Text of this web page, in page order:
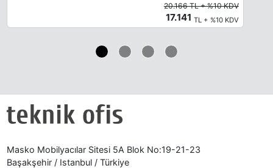
20.166 TL + %10 KDV
17.141 TL + %10 KDV
Masko Mobilyacılar Sitesi 5A Blok No:19-21-23
Başakşehir / Istanbul / Türkiye